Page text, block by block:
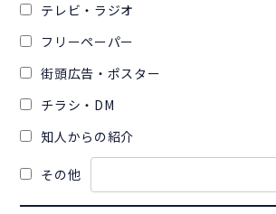
テレビ・ラジオ
フリーペーパー
街頭広告・ポスター
チラシ・DM
知人からの紹介
その他